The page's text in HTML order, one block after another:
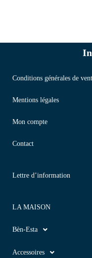
Conditions générales de
Mentions légales
Mon compte
Contact
Lettre d’information
LA MAISON
Bèn-Esta
Accessoires